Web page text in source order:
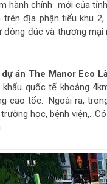
hành chính mới của
trên địa phận tiểu khu
đông đúc và thương
dự án The Manor Eco
quốc tế khoảng
cao tốc. Ngoài ra,
học, bệnh